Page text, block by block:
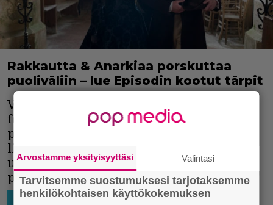
Rakkautta & Anarkiaa porskuttaa
puoliväliin – lue Episodin kootut tärpit
Vuoden 2017 Rakkautta & Anarkiaa -
festivaali saavuttaa keskiviikkona 20.9.
puolivälinsä. Sen kunniaksi koostimme
listan Episodin toimituksen näkemistä
uusista ja jo aikaisemmin esitetyistä
päivän tärpeistä.
TAPAHTUMAT 19.9.2017 18:27 Jouni Vikman
Arvostamme yksityisyyttäsi Valintasi
Tarvitsemme suostumuksesi tarjotaksemme
henkilökohtaisen käyttökokemuksen